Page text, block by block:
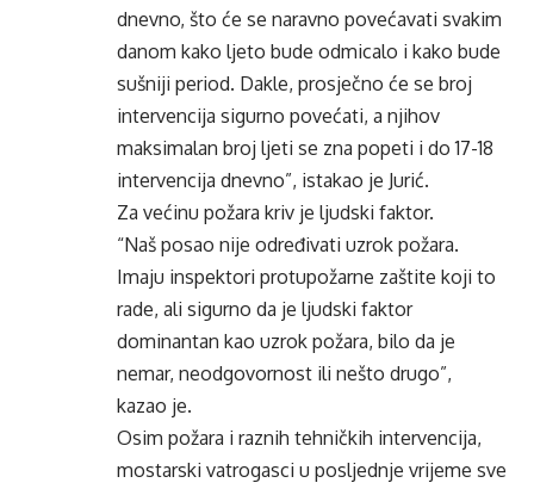
dnevno, što će se naravno povećavati svakim
danom kako ljeto bude odmicalo i kako bude
sušniji period. Dakle, prosječno će se broj
intervencija sigurno povećati, a njihov
maksimalan broj ljeti se zna popeti i do 17-18
intervencija dnevno”, istakao je Jurić.
Za većinu požara kriv je ljudski faktor.
“Naš posao nije određivati uzrok požara.
Imaju inspektori protupožarne zaštite koji to
rade, ali sigurno da je ljudski faktor
dominantan kao uzrok požara, bilo da je
nemar, neodgovornost ili nešto drugo”,
kazao je.
Osim požara i raznih tehničkih intervencija,
mostarski vatrogasci u posljednje vrijeme sve